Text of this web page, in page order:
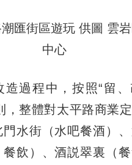
匯街區遊玩 供圖 雲
中心
程中，按照“留、
，整體對太平路商業
水街（水吧餐酒）
餐飲）、酒説翠裏（